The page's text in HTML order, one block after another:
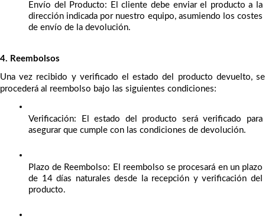
Envío del Producto: El cliente debe enviar el producto a la
dirección indicada por nuestro equipo, asumiendo los costes
de envío de la devolución.
4. Reembolsos
Una vez recibido y verificado el estado del producto devuelto, se
procederá al reembolso bajo las siguientes condiciones:
Verificación: El estado del producto será verificado para
asegurar que cumple con las condiciones de devolución.
Plazo de Reembolso: El reembolso se procesará en un plazo
de 14 días naturales desde la recepción y verificación del
producto.